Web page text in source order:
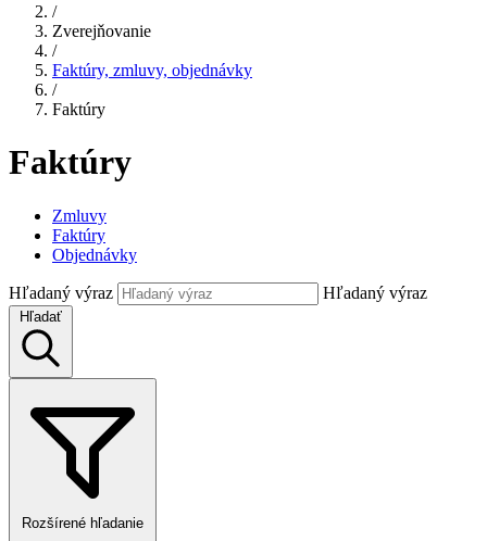
/
Zverejňovanie
/
Faktúry, zmluvy, objednávky
/
Faktúry
Faktúry
Zmluvy
Faktúry
Objednávky
Hľadaný výraz Hľadaný výraz
Hľadať
Rozšírené hľadanie